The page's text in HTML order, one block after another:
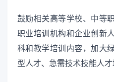
鼓励相关高等学校、中等
职业培训机构和企业创新
科和教学培训内容，加大
型人才、急需技术技能人才